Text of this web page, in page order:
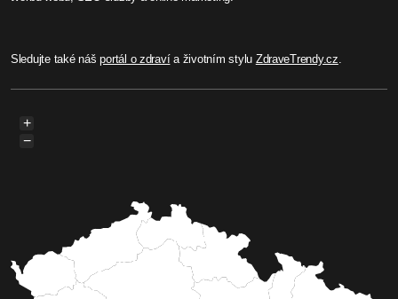
Sledujte také nášportál o zdravía životním stylu ZdraveTrendy.cz
+
−